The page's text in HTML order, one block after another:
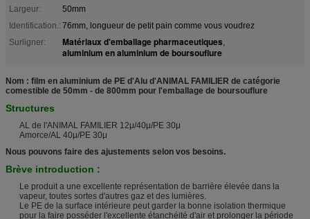
Largeur:
50mm
Identification.: 76mm, longueur de petit pain comme vous voudrez
Surligner:
Matériaux d'emballage pharmaceutiques,
aluminium en aluminium de boursouflure
Nom : film en aluminium de PE d'Alu d'ANIMAL FAMILIER de catégorie
comestible de 50mm - de 800mm pour l'emballage de boursouflure
Structures
AL de l'ANIMAL FAMILIER 12μ/40μ/PE 30μ
Amorce/AL 40μ/PE 30μ
Nous pouvons faire des ajustements selon vos besoins.
Brève introduction :
Le produit a une excellente représentation de barrière élevée dans la
vapeur, toutes sortes d'autres gaz et des lumières.
Le PE de la surface intérieure peut garder la bonne isolation thermique
pour la faire posséder l'excellente étanchéité d'air et prolonger la période